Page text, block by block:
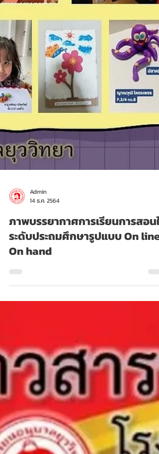
14 ธ.ค. 2564
On hand